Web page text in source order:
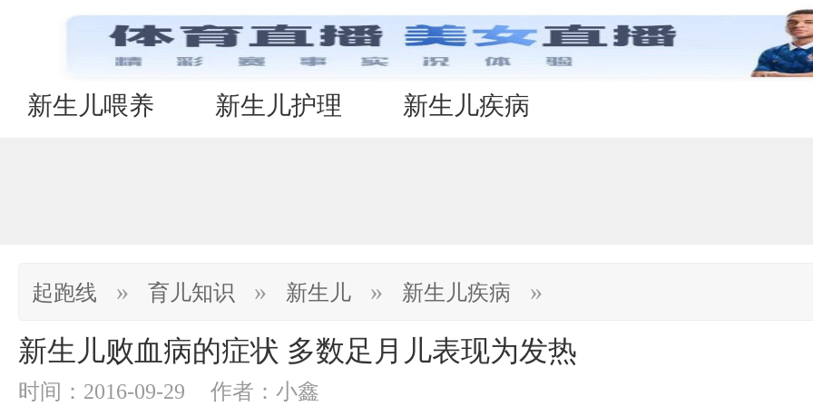
新生儿喂养 新生儿护理 新生儿疾病
起跑线 » 育儿知识 » 新生儿 » 新生儿疾病 »
新生儿败血病的症状 多数足月儿表现为发热
时间：2016-09-29 作者：小鑫